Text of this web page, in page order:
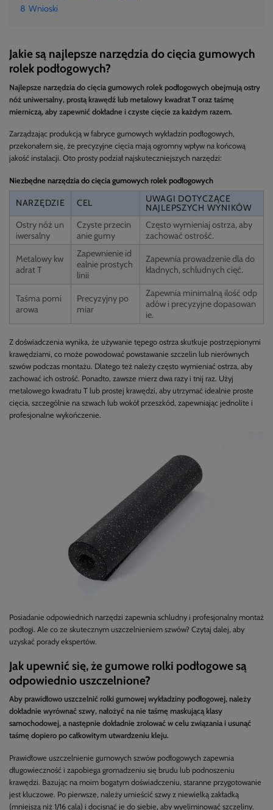
8 Wnioski
Jakie są najlepsze narzędzia do cięcia gumowych
rolek podłogowych?
Najlepsze narzędzia do cięcia gumowych rolek podłogowych obejmują ostry
nóż uniwersalny, prostą krawędź lub metalowy kwadrat T oraz taśmę
mierniczą, aby zapewnić dokładne i czyste cięcie za każdym razem.
Zarządzając produkcją w fabryce gumowych wykładzin podłogowych,
przekonałem się, że precyzyjne cięcia mają ogromny wpływ na końcową
jakość instalacji. Oto prosty podział najskuteczniejszych narzędzi:
Niezbędne narzędzia do cięcia gumowych rolek podłogowych
NARZĘDZIE CEL
UWAGI DOTYCZĄCE
NAJLEPSZYCH WYNIKÓW
Ostry nóż un
iwersalny
Czyste przecin
anie gumy
Często wymieniaj ostrza, aby
zachować ostrość.
Metalowy kw
adrat T
Zapewnienie id
ealnie prostych
linii
Zapewnia prowadzenie dla do
kładnych, schludnych cięć.
Taśma pomi
arowa
Precyzyjny po
miar
Zapewnia minimalną ilość odp
adów i precyzyjne dopasowan
ie.
Z doświadczenia wynika, że używanie tępego ostrza skutkuje postrzępionymi
krawędziami, co może powodować powstawanie szczelin lub nierównych
szwów podczas montażu. Dlatego też należy często wymieniać ostrza, aby
zachować ich ostrość. Ponadto, zawsze mierz dwa razy i tnij raz. Użyj
metalowego kwadratu T lub prostej krawędzi, aby utrzymać idealnie proste
cięcia, szczególnie na szwach lub wokół przeszkód, zapewniając jednolite i
profesjonalne wykończenie.
Posiadanie odpowiednich narzędzi zapewnia schludny i profesjonalny montaż
podłogi. Ale co ze skutecznym uszczelnieniem szwów? Czytaj dalej, aby
uzyskać porady ekspertów.
Jak upewnić się, że gumowe rolki podłogowe są
odpowiednio uszczelnione?
Aby prawidłowo uszczelnić rolki gumowej wykładziny podłogowej, należy
dokładnie wyrównać szwy, nałożyć na nie taśmę maskującą klasy
samochodowej, a następnie dokładnie zrolować w celu związania i usunąć
taśmę dopiero po całkowitym utwardzeniu kleju.
Prawidłowe uszczelnienie gumowych szwów podłogowych zapewnia
długowieczność i zapobiega gromadzeniu się brudu lub podnoszeniu
krawędzi. Bazując na moim bogatym doświadczeniu, staranne przygotowanie
jest kluczowe. Po pierwsze, należy umieścić szwy z niewielką zakładką
(mniejszą niż 1/16 cala) i docisnąć je do siebie, aby wyeliminować szczeliny.